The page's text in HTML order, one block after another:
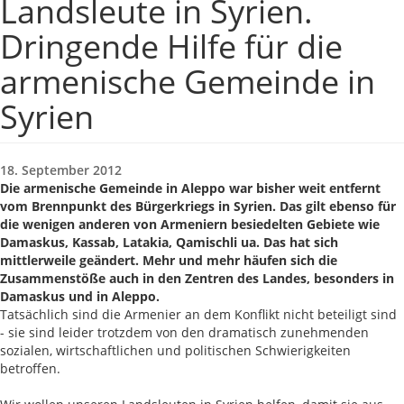
Landsleute in Syrien.
Dringende Hilfe für die
armenische Gemeinde in
Syrien
18. September 2012
Die armenische Gemeinde in Aleppo war bisher weit entfernt
vom Brennpunkt des Bürgerkriegs in Syrien. Das gilt ebenso für
die wenigen anderen von Armeniern besiedelten Gebiete wie
Damaskus, Kassab, Latakia, Qamischli ua. Das hat sich
mittlerweile geändert. Mehr und mehr häufen sich die
Zusammenstöße auch in den Zentren des Landes, besonders in
Damaskus und in Aleppo.
Tatsächlich sind die Armenier an dem Konflikt nicht beteiligt sind
- sie sind leider trotzdem von den dramatisch zunehmenden
sozialen, wirtschaftlichen und politischen Schwierigkeiten
betroffen.